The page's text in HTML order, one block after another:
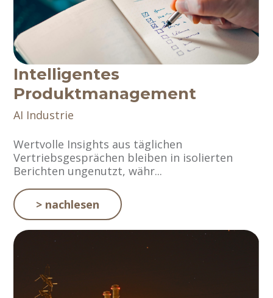
Intelligentes
Produktmanagement
AI Industrie
Wertvolle Insights aus täglichen
Vertriebsgesprächen bleiben in isolierten
Berichten ungenutzt, währ...
> nachlesen